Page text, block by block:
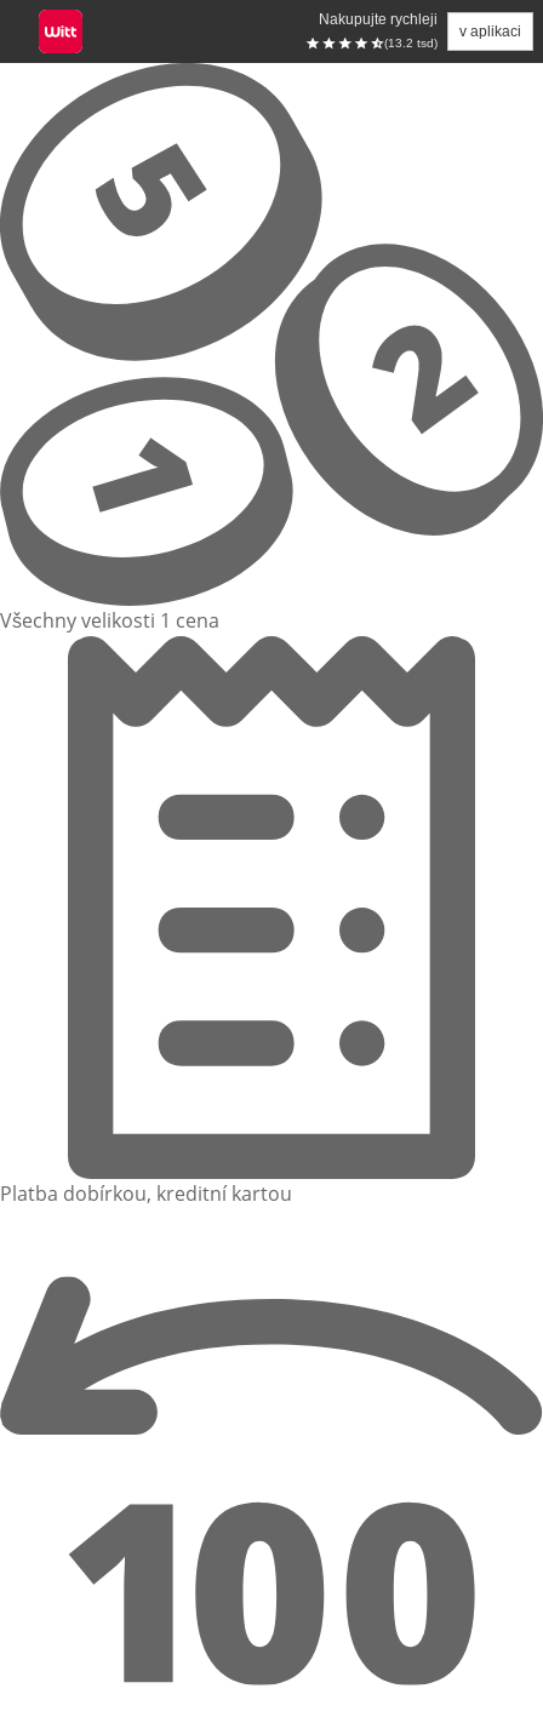
Nakupujte rychleji
(13.2 tsd)
v aplikaci
Přeskočit na hlavní obsah
Všechny velikosti 1 cena
Platba dobírkou, kreditní kartou